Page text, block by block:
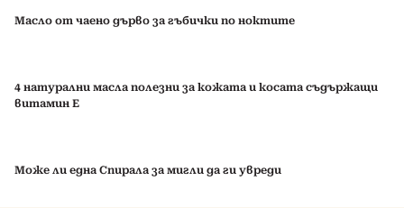
Масло от чаено дърво за гъбички по ноктите
4 натурални масла полезни за кожата и косата съдържащи
витамин Е
Може ли една Спирала за мигли да ги увреди